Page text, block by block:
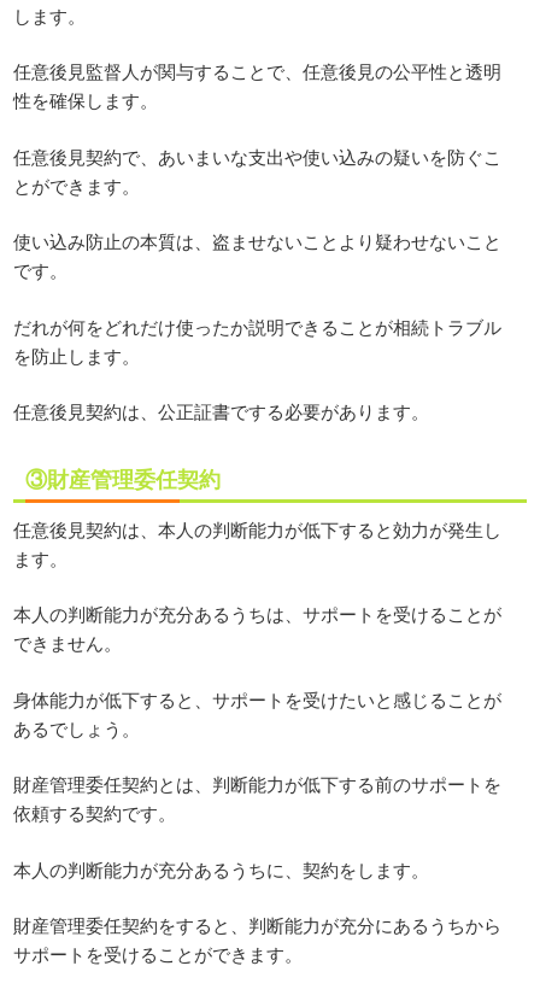
します。
任意後見監督人が関与することで、任意後見の公平性と透明
性を確保します。
任意後見契約で、あいまいな支出や使い込みの疑いを防ぐこ
とができます。
使い込み防止の本質は、盗ませないことより疑わせないこと
です。
だれが何をどれだけ使ったか説明できることが相続トラブル
を防止します。
任意後見契約は、公正証書でする必要があります。
③財産管理委任契約
任意後見契約は、本人の判断能力が低下すると効力が発生し
ます。
本人の判断能力が充分あるうちは、サポートを受けることが
できません。
身体能力が低下すると、サポートを受けたいと感じることが
あるでしょう。
財産管理委任契約とは、判断能力が低下する前のサポートを
依頼する契約です。
本人の判断能力が充分あるうちに、契約をします。
財産管理委任契約をすると、判断能力が充分にあるうちから
サポートを受けることができます。